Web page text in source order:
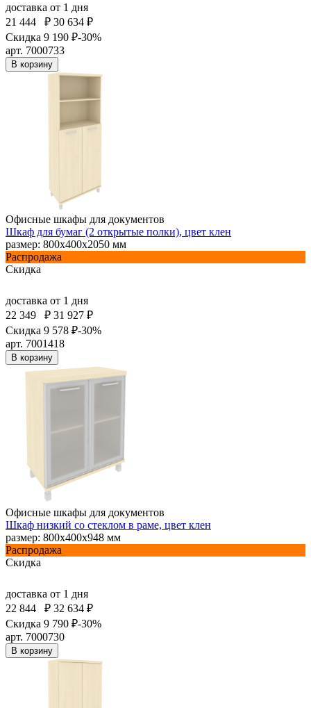
доставка от 1 дня
21 444
₽ 30 634 ₽
Скидка 9 190 ₽-30%
арт. 7000733
В корзину
Офисные шкафы для документов
Шкаф для бумаг (2 открытые полки), цвет клен
размер: 800х400х2050 мм
Распродажа
Скидка
доставка от 1 дня
22 349
₽ 31 927 ₽
Скидка 9 578 ₽-30%
арт. 7001418
В корзину
Офисные шкафы для документов
Шкаф низкий со стеклом в раме, цвет клен
размер: 800х400х948 мм
Распродажа
Скидка
доставка от 1 дня
22 844
₽ 32 634 ₽
Скидка 9 790 ₽-30%
арт. 7000730
В корзину